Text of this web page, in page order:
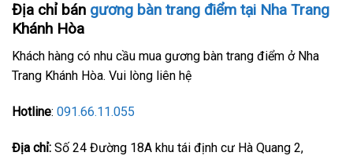
Địa chỉ bán gương bàn trang điểm tại Nha Trang
Khánh Hòa
Khách hàng có nhu cầu mua gương bàn trang điểm ở Nha
Trang Khánh Hòa. Vui lòng liên hệ
Hotline: 091.66.11.055
Địa chỉ: Số 24 Đường 18A khu tái định cư Hà Quang 2,